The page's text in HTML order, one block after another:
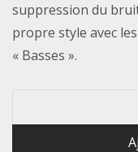
suppression du
propre style avec
« Basses ».